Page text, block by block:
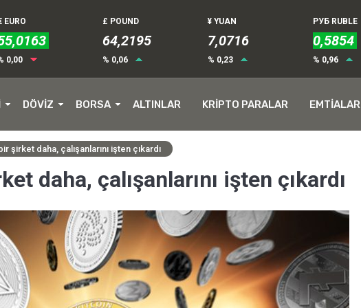
EURO
0,00
£ POUND
64,2195
% 0,06
¥ YUAN
7,0716
% 0,23
РУБ RUBLE
0,5854
% 0,96
DÖVİZ BORSA ALTINLAR KRİPTO PARALAR EMTİALAR
şirket daha, çalışanlarını işten çıkardı
daha, çalışanlarını işten çıkardı